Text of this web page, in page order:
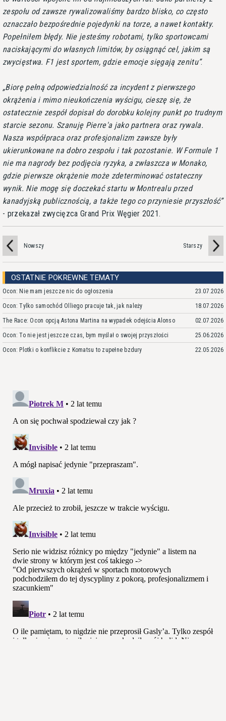
zespołu od zawsze rywalizowaliśmy bardzo blisko, co często
oznaczało bezpośrednie pojedynki na torze, a nawet kontakty.
Popełniłem błędy. Nie jesteśmy robotami, tylko sportowcami
naciskającymi do własnych limitów, by osiągnąć cel, jakim są
zwycięstwa. F1 jest sportem, gdzie emocje sięgają zenitu .
Biorę pełną odpowiedzialność za incydent z pierwszego
okrążenia i mimo nieukończenia wyścigu, cieszę się, że
ostatecznie zespół dopisał do dorobku kolejny punkt po trudnym
starcie sezonu. Szanuję Pierre'a jako partnera oraz rywala.
Nasza współpraca oraz profesjonalizm zawsze były
ukierunkowane na dobro zespołu i tak pozostanie. W Formule 1
nie ma nagrody bez podjęcia ryzyka, a zwłaszcza w Monako,
gdzie pierwsze okrążenie może zdeterminować ostateczny
wynik. Nie mogę się doczekać startu w Montrealu przed
kanadyjską publicznością, a także tego co przyniesie przyszłość
- przekazał zwycięzca Grand Prix Węgier 2021.
Nowszy Starszy
OSTATNIE POKREWNE TEMATY
Ocon: Nie mam jeszcze nic do ogłoszenia 23.07.2026
Ocon: Tylko samochód Olliego pracuje tak, jak należy 18.07.2026
The Race: Ocon opcją Astona Martina na wypadek odejścia Alonso 02.07.2026
Ocon: To nie jest jeszcze czas, bym myślał o swojej przyszłości 25.06.2026
Ocon: Plotki o konflikcie z Komatsu to zupełne bzdury 22.05.2026